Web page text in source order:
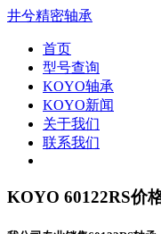
井兮精密轴承
首页
型号查询
KOYO轴承
KOYO新闻
关于我们
联系我们
KOYO 60122RS价